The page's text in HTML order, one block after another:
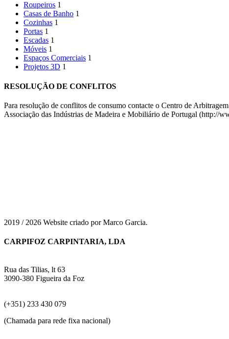
Roupeiros 1
Casas de Banho 1
Cozinhas 1
Portas 1
Escadas 1
Móveis 1
Espaços Comerciais 1
Projetos 3D 1
RESOLUÇÃO DE CONFLITOS
Para resolução de conflitos de consumo contacte o Centro de
Associação das Indústrias de Madeira e Mobiliário de Portugal (http://
2019 / 2026 Website criado por Marco Garcia.
CARPIFOZ CARPINTARIA, LDA
Rua das Tilias, lt 63
3090-380 Figueira da Foz
(+351) 233 430 079
(Chamada para rede fixa nacional)